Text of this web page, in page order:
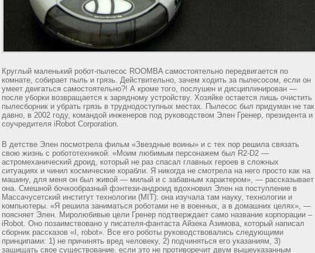
Круглый маленький робот-пылесос ROOMBA самостоятельно передвигается по
комнате, собирает пыль и грязь. Действительно, зачем ходить за пылесосом, если он
умеет двигаться самостоятельно?! А кроме того, послушен и дисциплинирован —
после уборки возвращается к зарядному устройству. Хозяйке остается лишь очистить
пылесборник и убрать грязь в труднодоступных местах. Пылесос был придуман не так
давно, в 2002 году, командой инженеров под руководством Элен Гренер, президента и
соучредителя iRobot Corporation.
В детстве Элен посмотрела фильм «Звездные воины» и с тех пор решила связать
свою жизнь с робототехникой. «Моим любимым персонажем был R2-D2 —
астромеханический дроид, который не раз спасал главных героев в сложных
ситуациях и чинил космические корабли. Я никогда не смотрела на него просто как на
машину, для меня он был живой — милый и с забавным характером», — рассказывает
она. Смешной бочкообразный фэнтези-андроид вдохновил Элен на поступление в
Массачусетский институт технологии (MIT): она изучала там науку, технологии и
компьютеры. «Я решила заниматься роботами не в военных, а в домашних целях», —
поясняет Элен. Миролюбивые цели Гренер подтверждает само название корпорации –
iRobot. Оно позаимствовано у писателя-фантаста Айзека Азимова, который написал
сборник рассказов «I, robot». Все его роботы руководствовались следующими
принципами: 1) не причинять вред человеку, 2) подчиняться его указаниям, 3)
защищать свое существование, если это не противоречит двум вышеуказанным